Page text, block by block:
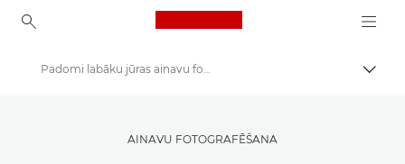
Canon Logo, back to
Gūstiet iedvesmu | Fotografēšanas un drukāšanas padomi, kā arī ceļveži pircējiem
Padomi labāku jūras ainavu fotogrāfiju iegūšanai
AINAVU FOTOGRAFĒŠANA